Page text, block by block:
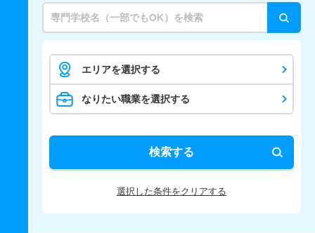
エリアを選択する
なりたい職業を選択する
検索する
選択した条件をクリアする